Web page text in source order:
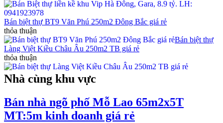
Bán biệt thự BT9 Văn Phú 250m2 Đông Bắc giá rẻ
thỏa thuận
Bán biệt thự
Làng Việt Kiều Châu Âu 250m2 TB giá rẻ
thỏa thuận
Nhà cùng khu vực
Bán nhà ngõ phố Mỗ Lao 65m2x5T
MT:5m kinh doanh giá rẻ